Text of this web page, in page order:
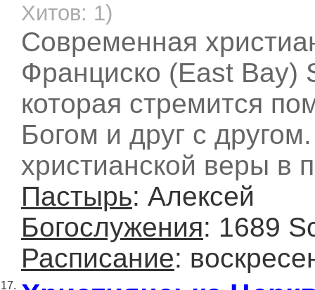
Хитов: 1)
Современная
Франциско (East Bay)
которая стремится
Богом и друг с
христианской веры в
Пастырь: Алексей
Богослужения: 1689
Расписание:
17.